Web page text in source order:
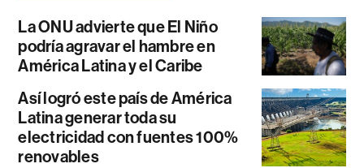
La ONU advierte que El Niño
podría agravar el hambre en
América Latina y el Caribe
Así logró este país de América
Latina generar toda su
electricidad con fuentes 100%
renovables